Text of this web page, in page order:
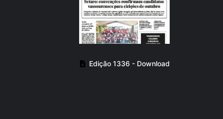
Edição 1336 - Download